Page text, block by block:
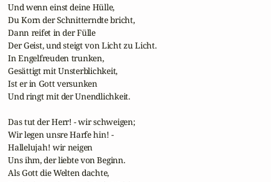
Und wenn einst deine Hülle,
Du Korn der Schnitterndte bricht,
Dann reifet in der Fülle
Der Geist, und steigt von Licht zu Licht.
In Engelfreuden trunken,
Gesättigt mit Unsterblichkeit,
Ist er in Gott versunken
Und ringt mit der Unendlichkeit.
Das tut der Herr! - wir schweigen;
Wir legen unsre Harfe hin! -
Hallelujah! wir neigen
Uns ihm, der liebte von Beginn.
Als Gott die Welten dachte,